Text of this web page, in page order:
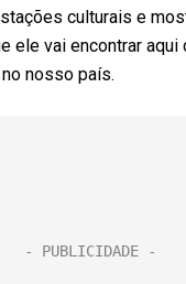
culturais e
ele vai encontrar aqui
nosso país.